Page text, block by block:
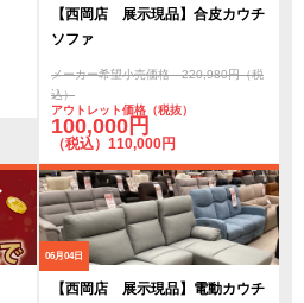
【西岡店 展示現品】合皮カウチ
ソファ
メーカー希望小売価格 220,980円（税
込）
アウトレット価格（税抜）
100,000円
（税込）110,000円
06月04日
【西岡店 展示現品】電動カウチ